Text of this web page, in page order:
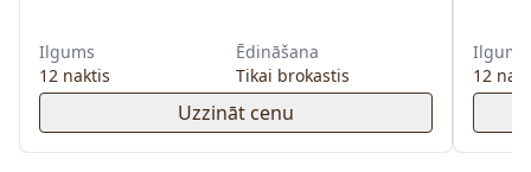
Ilgums
12 naktis
Ēdināšana
Tikai brokastis
Uzzināt cenu
Ilgums
12